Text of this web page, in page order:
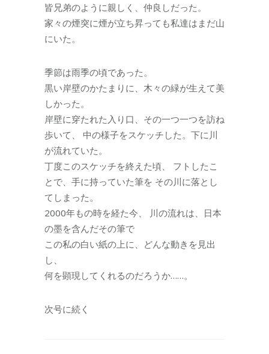
皆兄弟のように親しく、仲良しだった。
家々の煙突に煙が立ち昇っても私達はまだ山
にいた。
季節は雨季の頃であった。
黒い岸壁のかたまりに、木々の緑が生えて美
しかった。
岸壁に穿たれた入り口、その一つ一つを訪ね
歩いて、 中の様子をスケッチした。下に川
が流れていた。
丁度このスケッチを終えた頃、 フトしたこ
とで、手に持っていた筆を その川に落とし
てしまった。
2000年もの時を経た今、 川の流れは、日本
の墨を含んだその筆で
この私の白い紙の上に、どんな動きを見出
し、
何を顕現してくれるのだろうか……。
次号に続く